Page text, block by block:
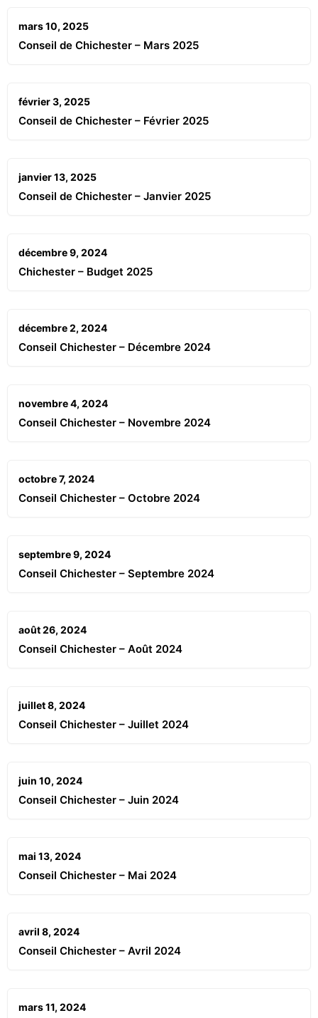
mars 10, 2025
Conseil de Chichester – Mars 2025
février 3, 2025
Conseil de Chichester – Février 2025
janvier 13, 2025
Conseil de Chichester – Janvier 2025
décembre 9, 2024
Chichester – Budget 2025
décembre 2, 2024
Conseil Chichester – Décembre 2024
novembre 4, 2024
Conseil Chichester – Novembre 2024
octobre 7, 2024
Conseil Chichester – Octobre 2024
septembre 9, 2024
Conseil Chichester – Septembre 2024
août 26, 2024
Conseil Chichester – Août 2024
juillet 8, 2024
Conseil Chichester – Juillet 2024
juin 10, 2024
Conseil Chichester – Juin 2024
mai 13, 2024
Conseil Chichester – Mai 2024
avril 8, 2024
Conseil Chichester – Avril 2024
mars 11, 2024